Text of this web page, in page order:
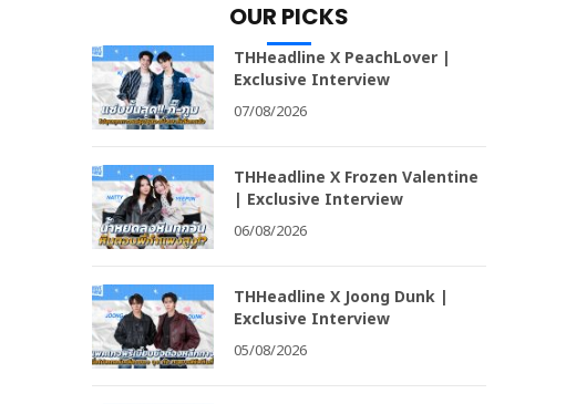
OUR PICKS
THHeadline X PeachLover |
Exclusive Interview
07/08/2026
THHeadline X Frozen Valentine
| Exclusive Interview
06/08/2026
THHeadline X Joong Dunk |
Exclusive Interview
05/08/2026